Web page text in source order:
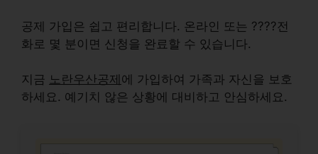
공제 가입은 쉽고 편리합니다. 온라인 또는 ????전
화로 몇 분이면 신청을 완료할 수 있습니다.
지금 노란우산공제 에 가입하여 가족과 자신을 보호
하세요. 예기치 않은 상황에 대비하고 안심하세요.